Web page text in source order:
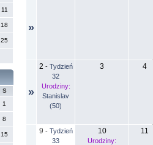
11
18
25
S
1
8
15
»
»
2 - Tydzień
32
Urodziny:
Stanislav
(50)
3 4
9 - Tydzień
33
10
Urodziny:
11